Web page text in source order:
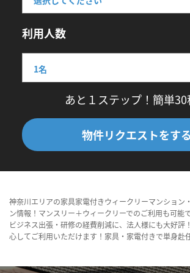
利用人数
あと１ステップ！簡単30
物件リクエストをする
神奈川エリアの家具家電付きウィークリーマンション
ン情報！マンスリー＋ウィークリーでのご利用も可能
ビジネス出張・研修の経費削減に、法人様にも大好評
心してご利用いただけます！家具・家電付きで単身赴